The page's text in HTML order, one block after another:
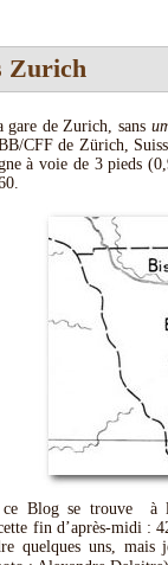
Zurich
de Zurich, sans
CFF de Zürich,
à voie de 3 pieds
Blog se trouve à
fin d’après-midi :
quelques uns,